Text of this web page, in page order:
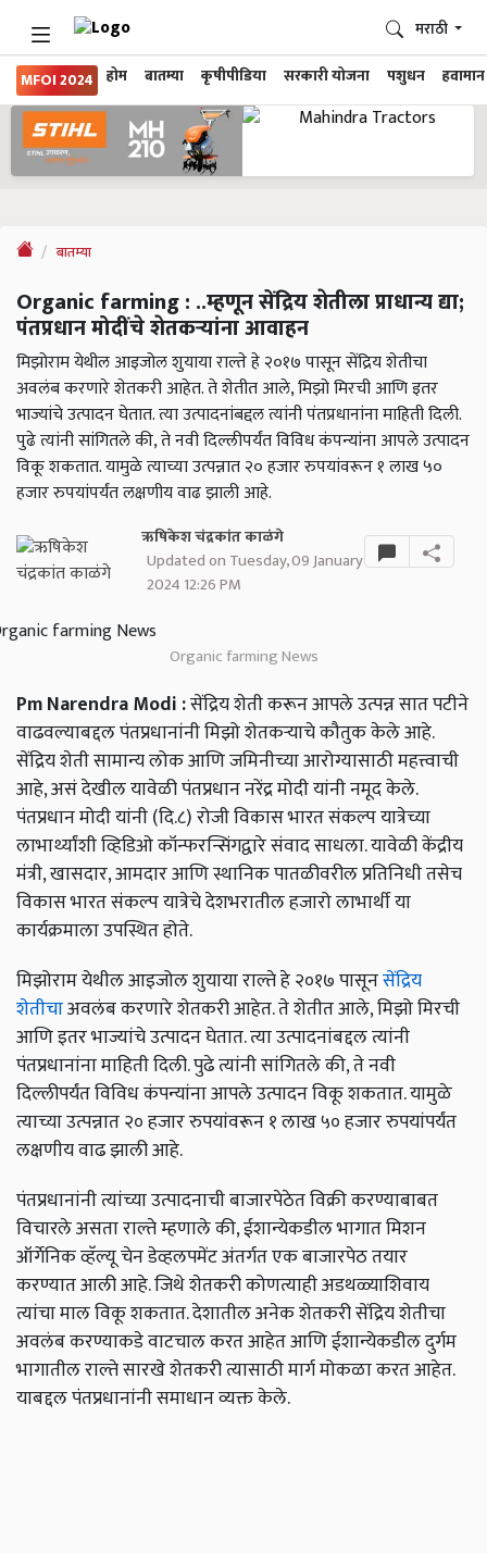
MFOI 2024 होम बातम्या कृषीपीडिया सरकारी योजना पशुधन हवामान
मराठी
बातम्या
Organic farming : ..म्हणून सेंद्रिय शेतीला प्राधान्य द्या;
पंतप्रधान मोदींचे शेतकऱ्यांना आवाहन
मिझोराम येथील आइजोल शुयाया राल्ते हे २०१७ पासून सेंद्रिय शेतीचा
अवलंब करणारे शेतकरी आहेत. ते शेतीत आले, मिझो मिरची आणि इतर
भाज्यांचे उत्पादन घेतात. त्या उत्पादनांबद्दल त्यांनी पंतप्रधानांना माहिती दिली.
पुढे त्यांनी सांगितले की, ते नवी दिल्लीपर्यंत विविध कंपन्यांना आपले उत्पादन
विकू शकतात. यामुळे त्याच्या उत्पन्नात २० हजार रुपयांवरून १ लाख ५०
हजार रुपयांपर्यंत लक्षणीय वाढ झाली आहे.
ऋषिकेश चंद्रकांत काळंगे
Updated on Tuesday, 09 January
2024 12:26 PM
Organic farming News
Pm Narendra Modi :सेंद्रिय शेती करून आपले उत्पन्न सात पटीने
वाढवल्याबद्दल पंतप्रधानांनी मिझो शेतकऱ्याचे कौतुक केले आहे.
सेंद्रिय शेती सामान्य लोक आणि जमिनीच्या आरोग्यासाठी महत्त्वाची
आहे, असं देखील यावेळी पंतप्रधान नरेंद्र मोदी यांनी नमूद केले.
पंतप्रधान मोदी यांनी (दि.८) रोजी विकास भारत संकल्प यात्रेच्या
लाभार्थ्यांशी व्हिडिओ कॉन्फरन्सिंगद्वारे संवाद साधला. यावेळी केंद्रीय
मंत्री, खासदार, आमदार आणि स्थानिक पातळीवरील प्रतिनिधी तसेच
विकास भारत संकल्प यात्रेचे देशभरातील हजारो लाभार्थी या
कार्यक्रमाला उपस्थित होते.
मिझोराम येथील आइजोल शुयाया राल्ते हे २०१७ पासूनसेंद्रिय
शेतीचाअवलंब करणारे शेतकरी आहेत. ते शेतीत आले, मिझो मिरची
आणि इतर भाज्यांचे उत्पादन घेतात. त्या उत्पादनांबद्दल त्यांनी
पंतप्रधानांना माहिती दिली. पुढे त्यांनी सांगितले की, ते नवी
दिल्लीपर्यंत विविध कंपन्यांना आपले उत्पादन विकू शकतात. यामुळे
त्याच्या उत्पन्नात २० हजार रुपयांवरून १ लाख ५० हजार रुपयांपर्यंत
लक्षणीय वाढ झाली आहे.
पंतप्रधानांनी त्यांच्या उत्पादनाची बाजारपेठेत विक्री करण्याबाबत
विचारले असता राल्ते म्हणाले की, ईशान्येकडील भागात मिशन
ऑर्गेनिक व्हॅल्यू चेन डेव्हलपमेंट अंतर्गत एक बाजारपेठ तयार
करण्यात आली आहे. जिथे शेतकरी कोणत्याही अडथळ्याशिवाय
त्यांचा माल विकू शकतात. देशातील अनेक शेतकरी सेंद्रिय शेतीचा
अवलंब करण्याकडे वाटचाल करत आहेत आणि ईशान्येकडील दुर्गम
भागातील राल्ते सारखे शेतकरी त्यासाठी मार्ग मोकळा करत आहेत.
याबद्दल पंतप्रधानांनी समाधान व्यक्त केले.